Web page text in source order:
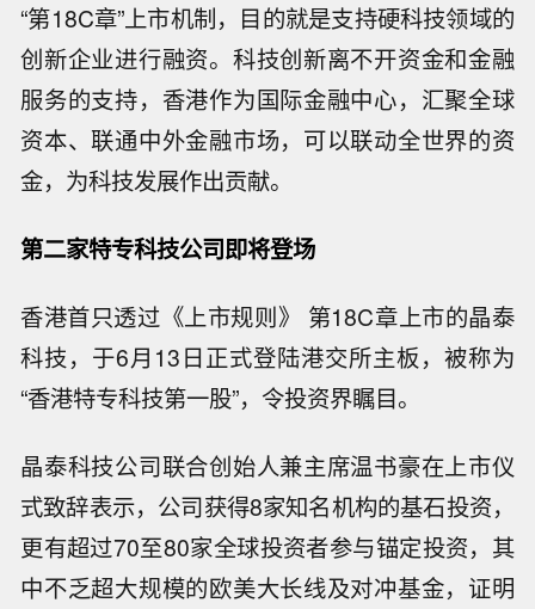
“第18C章”上市机制，目的就是支持硬科技领域的
创新企业进行融资。科技创新离不开资金和金融
服务的支持，香港作为国际金融中心，汇聚全球
资本、联通中外金融市场，可以联动全世界的资
金，为科技发展作出贡献。
第二家特专科技公司即将登场
香港首只透过《上市规则》 第18C章上市的晶泰
科技，于6月13日正式登陆港交所主板，被称为
“香港特专科技第一股”，令投资界瞩目。
晶泰科技公司联合创始人兼主席温书豪在上市仪
式致辞表示，公司获得8家知名机构的基石投资，
更有超过70至80家全球投资者参与锚定投资，其
中不乏超大规模的欧美大长线及对冲基金，证明